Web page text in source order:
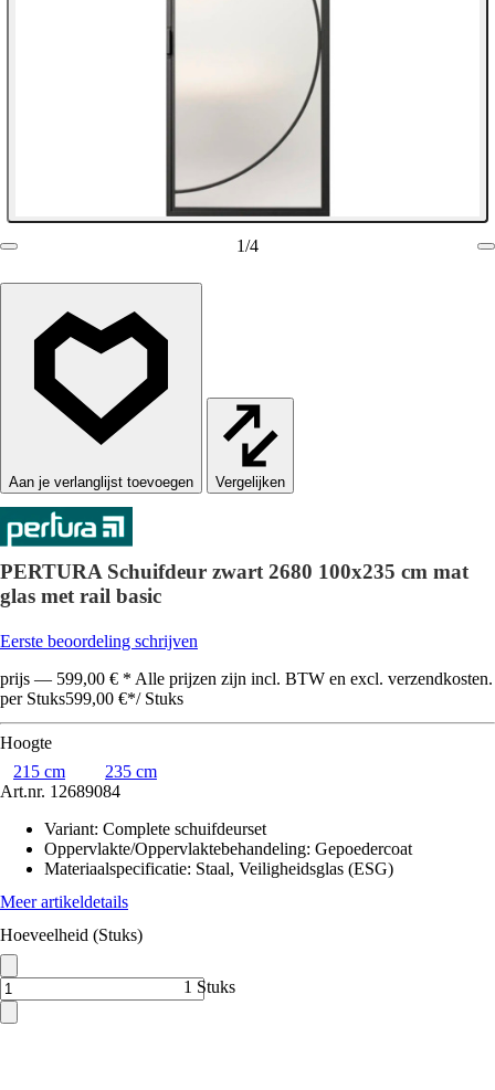
1/4
Vergelijken
PERTURA Schuifdeur zwart 2680 100x235 cm mat
glas met rail basic
Eerste beoordeling schrijven
prijs — 599,00 € * Alle prijzen zijn incl. BTW en excl. verzendkosten.
per Stuks599,00 €*/ Stuks
Hoogte
215 cm
235 cm
Art.nr. 12689084
Variant: Complete schuifdeurset
Oppervlakte/Oppervlaktebehandeling: Gepoedercoat
Materiaalspecificatie: Staal, Veiligheidsglas (ESG)
Meer artikeldetails
Hoeveelheid (Stuks)
1 Stuks